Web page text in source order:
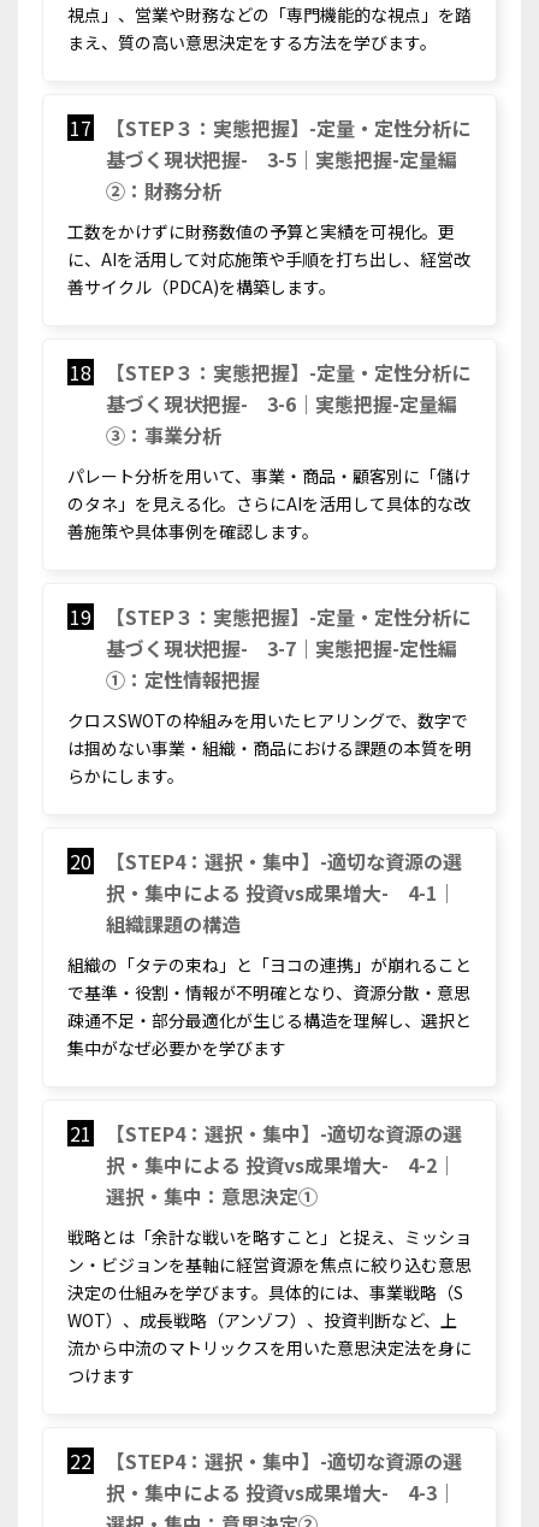
視点」、営業や財務などの「専門機能的な視点」を踏
まえ、質の高い意思決定をする方法を学びます。
17
【STEP３：実態把握】-定量・定性分析に
基づく現状把握- 3-5｜実態把握-定量編
②：財務分析
工数をかけずに財務数値の予算と実績を可視化。更
に、AIを活用して対応施策や手順を打ち出し、経営改
善サイクル（PDCA)を構築します。
18
【STEP３：実態把握】-定量・定性分析に
基づく現状把握- 3-6｜実態把握-定量編
③：事業分析
パレート分析を用いて、事業・商品・顧客別に「儲け
のタネ」を見える化。さらにAIを活用して具体的な改
善施策や具体事例を確認します。
19
【STEP３：実態把握】-定量・定性分析に
基づく現状把握- 3-7｜実態把握-定性編
①：定性情報把握
クロスSWOTの枠組みを用いたヒアリングで、数字で
は掴めない事業・組織・商品における課題の本質を明
らかにします。
20
【STEP4：選択・集中】-適切な資源の選
択・集中による 投資vs成果増大- 4-1｜
組織課題の構造
組織の「タテの束ね」と「ヨコの連携」が崩れること
で基準・役割・情報が不明確となり、資源分散・意思
疎通不足・部分最適化が生じる構造を理解し、選択と
集中がなぜ必要かを学びます
21
【STEP4：選択・集中】-適切な資源の選
択・集中による 投資vs成果増大- 4-2｜
選択・集中：意思決定①
戦略とは「余計な戦いを略すこと」と捉え、ミッショ
ン・ビジョンを基軸に経営資源を焦点に絞り込む意思
決定の仕組みを学びます。具体的には、事業戦略（S
WOT）、成長戦略（アンゾフ）、投資判断など、上
流から中流のマトリックスを用いた意思決定法を身に
つけます
22
【STEP4：選択・集中】-適切な資源の選
択・集中による 投資vs成果増大- 4-3｜